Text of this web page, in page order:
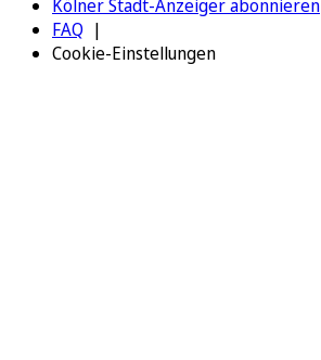
Kölner Stadt-Anzeiger abonnieren
FAQ
Cookie-Einstellungen